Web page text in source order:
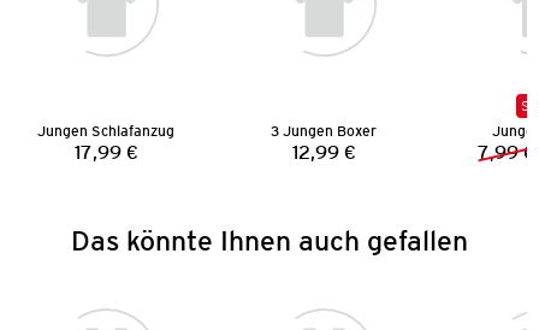
Jungen Schlafanzug
Preis:
17,99 €
3 Jungen Boxer
Preis:
12,99 € 7,99 €
Das könnte Ihnen auch gefallen